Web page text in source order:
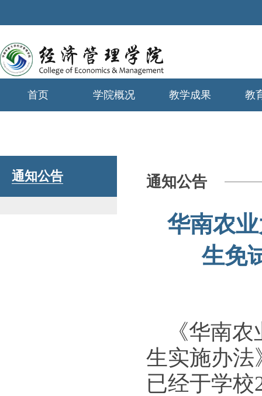
首页 学院概况 教学成果 教
通知公告 通知公告
华南农
生免
《华南农
生实施办法
已经于学校